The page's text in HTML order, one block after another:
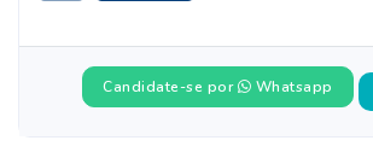
Candidate-se por Whatsapp